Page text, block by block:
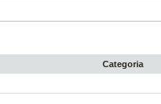
Categoria